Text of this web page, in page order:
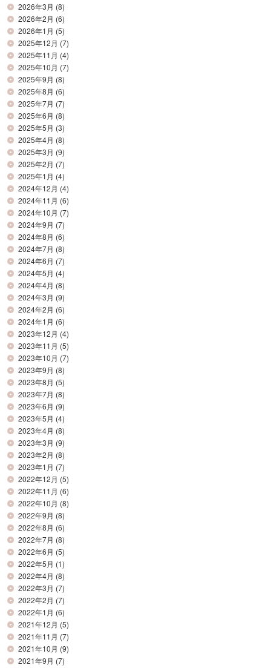
2026年3月 (8)
2026年2月 (6)
2026年1月 (5)
2025年12月 (7)
2025年11月 (4)
2025年10月 (7)
2025年9月 (8)
2025年8月 (6)
2025年7月 (7)
2025年6月 (8)
2025年5月 (3)
2025年4月 (8)
2025年3月 (9)
2025年2月 (7)
2025年1月 (4)
2024年12月 (4)
2024年11月 (6)
2024年10月 (7)
2024年9月 (7)
2024年8月 (6)
2024年7月 (8)
2024年6月 (7)
2024年5月 (4)
2024年4月 (8)
2024年3月 (9)
2024年2月 (6)
2024年1月 (6)
2023年12月 (4)
2023年11月 (5)
2023年10月 (7)
2023年9月 (8)
2023年8月 (5)
2023年7月 (8)
2023年6月 (9)
2023年5月 (4)
2023年4月 (8)
2023年3月 (9)
2023年2月 (8)
2023年1月 (7)
2022年12月 (5)
2022年11月 (6)
2022年10月 (8)
2022年9月 (8)
2022年8月 (6)
2022年7月 (8)
2022年6月 (5)
2022年5月 (1)
2022年4月 (8)
2022年3月 (7)
2022年2月 (7)
2022年1月 (6)
2021年12月 (5)
2021年11月 (7)
2021年10月 (9)
2021年9月 (7)